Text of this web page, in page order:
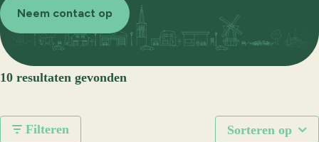
Neem contact op
10 resultaten gevonden
Filteren Sorteren op